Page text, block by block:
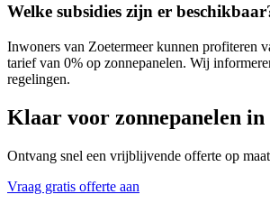
Welke subsidies zijn er
Inwoners van Zoetermeerkunnen profiteren
tarief van 0% op zonnepanelen. Wij
regelingen.
Klaar voor zonnepanelen in
Ontvang snel een vrijblijvende offerte op maat
Vraag gratis offerte aan